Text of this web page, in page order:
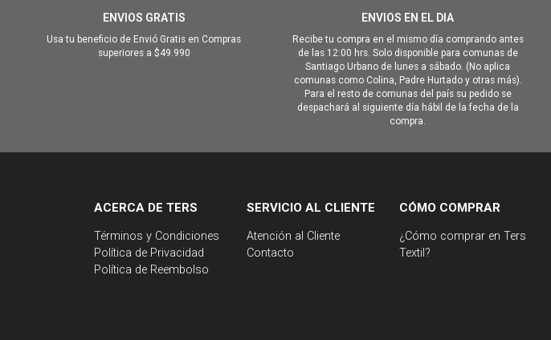
ENVIOS GRATIS
Usa tu beneficio de Envió Gratis en Compras
superiores a $49.990
ENVIOS EN EL DIA
Recibe tu compra en el mismo día comprando antes
de las 12:00 hrs. Solo disponible para comunas de
Santiago Urbano de lunes a sábado. (No aplica
comunas como Colina, Padre Hurtado y otras más).
Para el resto de comunas del país su pedido se
despachará al siguiente día hábil de la fecha de la
compra.
ACERCA DE TERS
Términos y Condiciones
Política de Privacidad
Política de Reembolso
SERVICIO AL CLIENTE
Atención al Cliente
Contacto
CÓMO COMPRAR
¿Cómo comprar en Ters
Textil?